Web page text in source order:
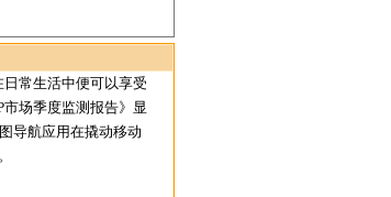
常生活中便可以享受
场季度监测报告》显
导航应用在撬动移动